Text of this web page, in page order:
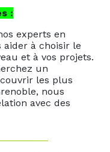
:
experts en
aider à choisir le
et à vos projets.
un
les plus
nous
avec des